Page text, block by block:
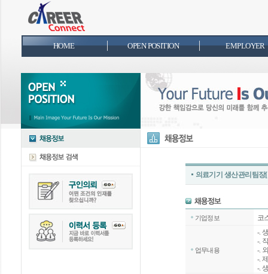
HOME OPEN POSITION EMPLOYER
의료기기 생산관리팀
기업정보 코
업무내용
-.
-.
-.
-.
-.